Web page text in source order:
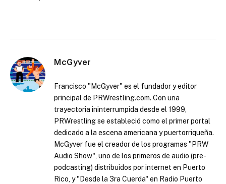
McGyver
Francisco "McGyver" es el fundador y editor
principal de PRWrestling.com. Con una
trayectoria ininterrumpida desde el 1999,
PRWrestling se estableció como el primer portal
dedicado a la escena americana y puertorriqueña.
McGyver fue el creador de los programas "PRW
Audio Show", uno de los primeros de audio (pre-
podcasting) distribuidos por internet en Puerto
Rico, y "Desde la 3ra Cuerda" en Radio Puerto